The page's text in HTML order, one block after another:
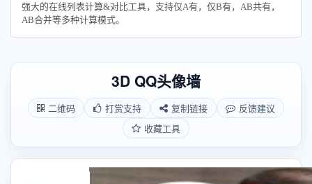
强大的在线列表计算&对比工具，支持仅A有，仅B有，AB共有，
AB合并等多种计算模式。
3D QQ头像墙
二维码 打赏支持 复制链接
反馈建议
收藏工具